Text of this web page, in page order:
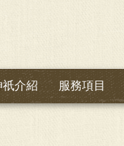
祇介紹 服務項目